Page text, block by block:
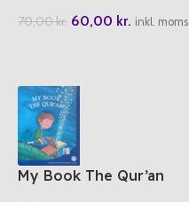
70,00kr. 60,00 kr. inkl. moms
My Book The Qur’an